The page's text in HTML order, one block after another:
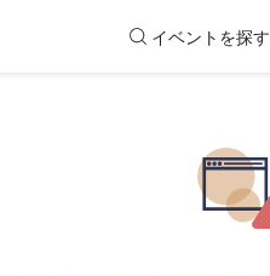
イベントを探す